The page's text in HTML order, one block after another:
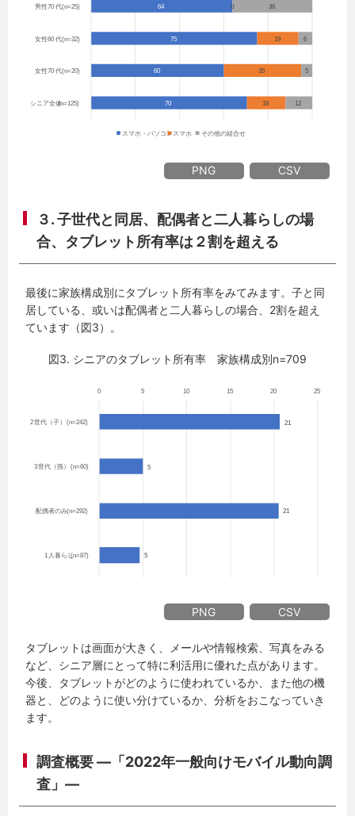
PNG CSV
３. 子世代と同居、配偶者と二人暮らしの場
合、タブレット所有率は２割を超える
最後に家族構成別にタブレット所有率をみてみます。子と同
居している、或いは配偶者と二人暮らしの場合、2割を超え
ています（図3）。
図3. シニアのタブレット所有率 家族構成別n=709
PNG CSV
タブレットは画面が大きく、メールや情報検索、写真をみる
など、シニア層にとって特に利活用に優れた点があります。
今後、タブレットがどのように使われているか、また他の機
器と、どのように使い分けているか、分析をおこなっていき
ます。
調査概要 ―「2022年一般向けモバイル動向調
査」―